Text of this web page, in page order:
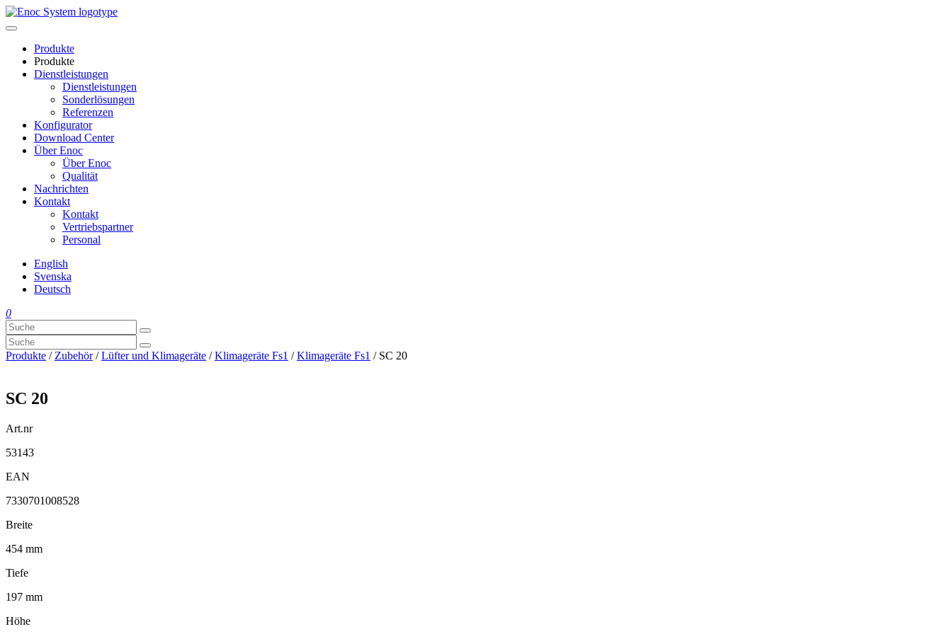
Skip
to
Produkte
Produkte
Dienstleistungen
Dienstleistungen
Sonderlösungen
Referenzen
Konfigurator
Download Center
Über Enoc
Über Enoc
Qualität
Nachrichten
Kontakt
Kontakt
Vertriebspartner
Personal
English
Svenska
Deutsch
0
Produkte / Zubehör/Lüfter und Klimageräte /Klimageräte Fs1 /Klimageräte Fs1 / SC 20
SC 20
Art.nr
53143
EAN
7330701008528
Breite
454 mm
Tiefe
197 mm
Höhe